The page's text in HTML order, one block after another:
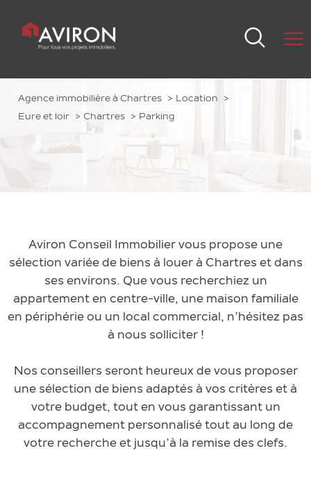
Agence immobilière à Chartres
Location
Eure et loir
Chartres Parking
Aviron Conseil Immobilier vous propose une
sélection variée de biens à louer à Chartres et dans
ses environs. Que vous recherchiez un
appartement en centre-ville, une maison familiale
en périphérie ou un local commercial, n’hésitez pas
à nous solliciter !
Nos conseillers seront heureux de vous proposer
une sélection de biens adaptés à vos critères et à
votre budget, tout en vous garantissant un
accompagnement personnalisé tout au long de
votre recherche et jusqu’à la remise des clefs.